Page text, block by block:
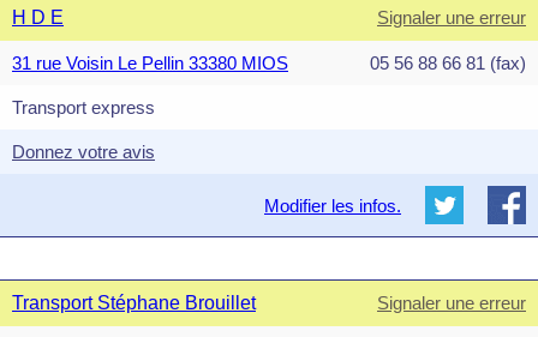
H D E Signaler une erreur
31 rue Voisin Le Pellin 33380 MIOS 05 56 88 66 81 (fax)
Transport express
Donnez votre avis
Modifier les infos.
Transport Stéphane Brouillet Signaler une erreur